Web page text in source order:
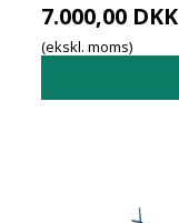
7.000,00 DKK
(ekskl. moms)